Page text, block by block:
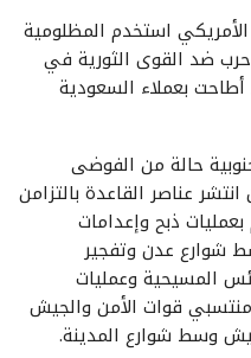
استخدم المظلومية
حرب ضد القوى الثورية في
2014م التي أطاحت بعملاء السعودية
حالة من الفوضى
عناصر القاعدة بالتزامن
ذبح وإعدامات
25 مواطناً وسط شوارع عدن وتفجير
المسيحية وعمليات
قوات الأمن والجيش
وسط شوارع المدينة.